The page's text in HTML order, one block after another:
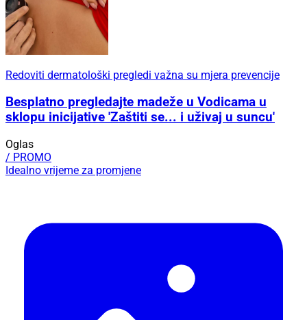
Redoviti dermatološki pregledi važna su mjera prevencije
Besplatno pregledajte madeže u Vodicama u
sklopu inicijative 'Zaštiti se... i uživaj u suncu'
Oglas
/ PROMO
Idealno vrijeme za promjene